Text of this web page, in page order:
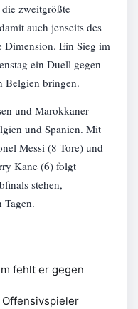
zweitgrößte
auch jenseits des
Dimension. Ein Sieg im
ein Duell gegen
Belgien bringen.
und Marokkaner
und Spanien. Mit
Messi (8 Tore) und
Kane (6) folgt
stehen,
Tagen.
fehlt er gegen